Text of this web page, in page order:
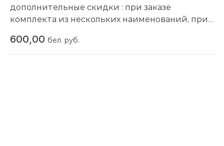
дополнительные скидки : при заказе
комплекта из нескольких наименований, при
Компания производитель:
600,00 бел. руб.